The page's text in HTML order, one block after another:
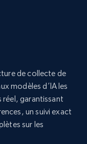
- Collect
Initial
count, and
de collecte de
modèles d’IA les
réel, garantissant
un suivi exact
sur les